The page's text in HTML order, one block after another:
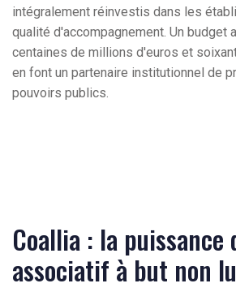
intégralement réinvestis dans les
qualité d'accompagnement. Un budget
centaines de millions d'euros et
en font un partenaire institutionnel de
pouvoirs publics.
Coallia : la puissance
associatif à but non